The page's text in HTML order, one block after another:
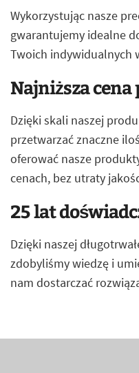
Wykorzystując nasze
gwarantujemy idealne
Twoich indywidualnych
Najniższa
Dzięki skali naszej
przetwarzać znaczne
oferować nasze
cenach, bez utraty
25 lat
Dzięki naszej
zdobyliśmy wiedzę i
nam dostarczać